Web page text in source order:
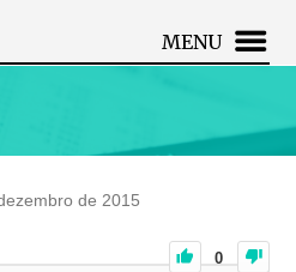
MENU
de 2015
0